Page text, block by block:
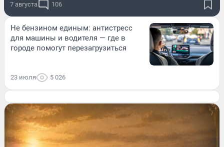
7 августа 106
Не бензином единым: антистресс
для машины и водителя — где в
городе помогут перезагрузиться
23 июля 5 026